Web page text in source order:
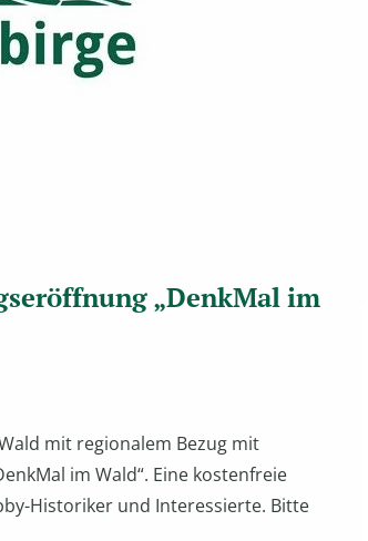
„DenkMal im
mit regionalem Bezug mit
im Wald“. Eine kostenfreie
Historiker und Interessierte. Bitte